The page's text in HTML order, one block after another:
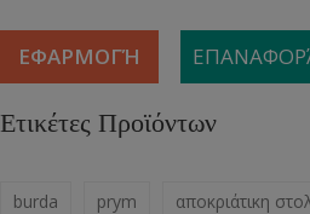
ΕΦΑΡΜΟΓΉ
Ετικέτες Προϊόντων
burda prym αποκριάτικη